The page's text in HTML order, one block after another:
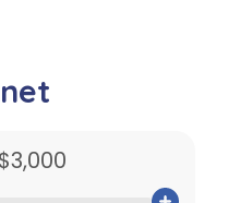
$3,000